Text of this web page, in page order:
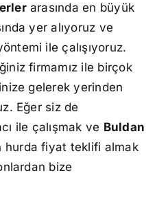
arasında en büyük
yer alıyoruz ve
ile çalışıyoruz.
firmamız ile birçok
gelerek yerinden
Eğer siz de
ile çalışmak ve Buldan
hurda fiyat teklifi almak
bize